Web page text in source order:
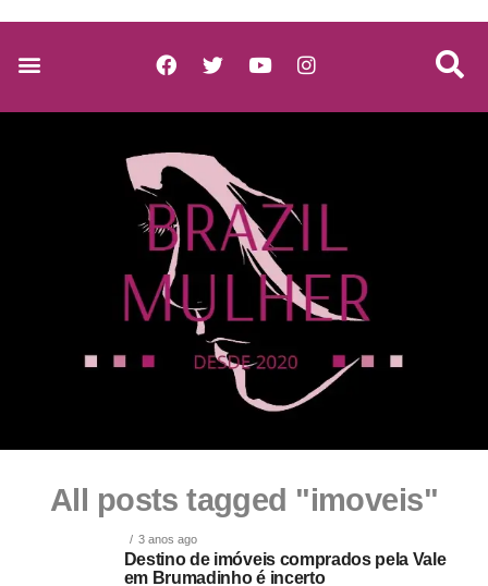
All posts tagged "imoveis"
3 anos ago
Destino de imóveis comprados pela Vale
em Brumadinho é incerto